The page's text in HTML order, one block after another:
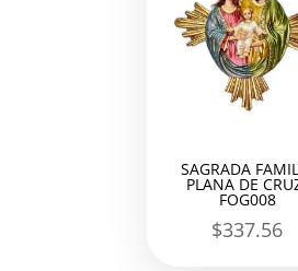
SAGRADA
PLANA DE
FOG008
$337.56